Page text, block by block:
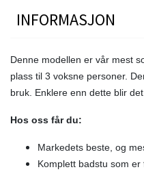
INFORMASJON
Denne modellen er vår mest
plass til 3 voksne personer.
bruk. Enklere enn dette blir det
Hos oss får du:
Markedets beste, og
Komplett badstu som